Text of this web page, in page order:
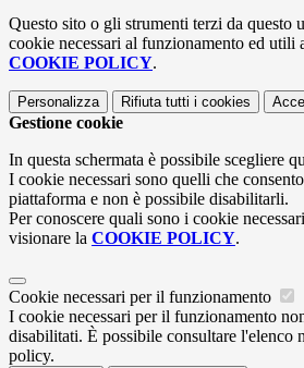
Questo sito o gli strumenti terzi da questo
cookie necessari al funzionamento ed utili
COOKIE POLICY.
Personalizza Rifiuta tutti i cookies
Gestione cookie
In questa schermata è possibile scegliere
I cookie necessari sono quelli che
piattaforma e non è possibile disabilitarli.
Per conoscere quali sono i cookie
visionare la COOKIE POLICY.
Cookie necessari per il funzionamento
I cookie necessari per il funzionamento
disabilitati. È possibile consultare l'elenco
policy.